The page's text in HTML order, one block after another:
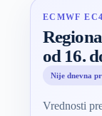
ECMWF
od 16.
Nije dnevna
Vrednosti